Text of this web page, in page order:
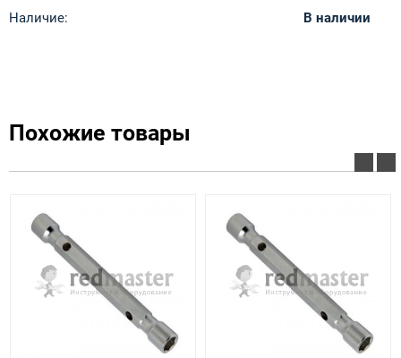
Наличие:
В наличии
Похожие товары